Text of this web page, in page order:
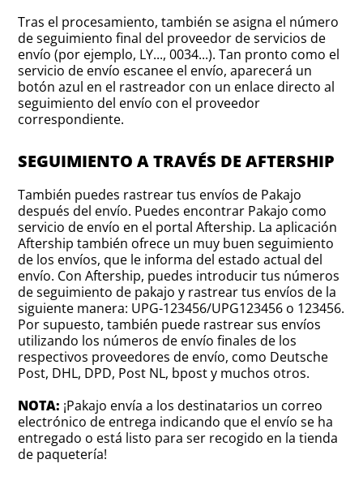
Tras el procesamiento, también se asigna el número
de seguimiento final del proveedor de servicios de
envío (por ejemplo, LY..., 0034...). Tan pronto como el
servicio de envío escanee el envío, aparecerá un
botón azul en el rastreador con un enlace directo al
seguimiento del envío con el proveedor
correspondiente.
SEGUIMIENTO A TRAVÉS DE AFTERSHIP
También puedes rastrear tus envíos de Pakajo
después del envío. Puedes encontrar Pakajo como
servicio de envío en el portal Aftership. La aplicación
Aftership también ofrece un muy buen seguimiento
de los envíos, que le informa del estado actual del
envío. Con Aftership, puedes introducir tus números
de seguimiento de pakajo y rastrear tus envíos de la
siguiente manera: UPG-123456/UPG123456 o 123456.
Por supuesto, también puede rastrear sus envíos
utilizando los números de envío finales de los
respectivos proveedores de envío, como Deutsche
Post, DHL, DPD, Post NL, bpost y muchos otros.
NOTA: ¡Pakajo envía a los destinatarios un correo
electrónico de entrega indicando que el envío se ha
entregado o está listo para ser recogido en la tienda
de paquetería!